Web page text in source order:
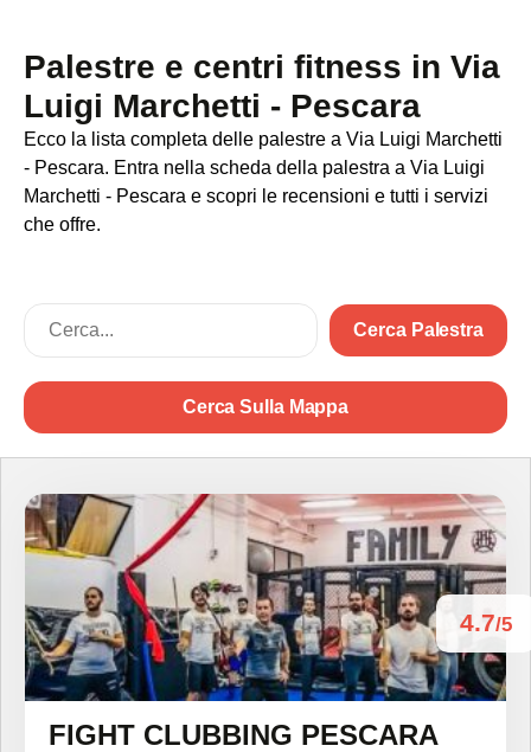
Palestre e centri fitness in Via
Luigi Marchetti - Pescara
Ecco la lista completa delle palestre a Via Luigi Marchetti
- Pescara. Entra nella scheda della palestra a Via Luigi
Marchetti - Pescara e scopri le recensioni e tutti i servizi
che offre.
Cerca Palestra
Cerca Sulla Mappa
4.7/5
FIGHT CLUBBING PESCARA